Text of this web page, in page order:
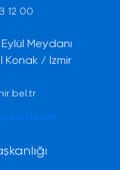
12 00
Meydanı
Konak / İzmir